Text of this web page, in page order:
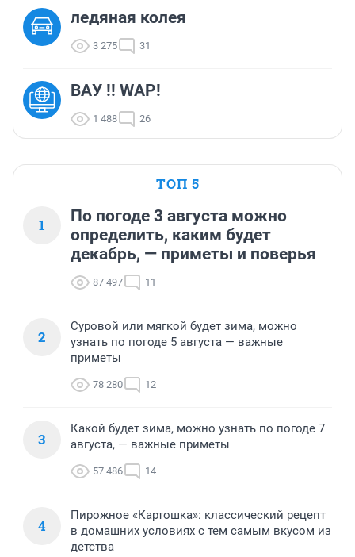
ледяная колея
3 275 31
ВАУ !! WAP!
1 488 26
ТОП 5
1
По погоде 3 августа можно
определить, каким будет
декабрь, — приметы и поверья
87 497 11
2
Суровой или мягкой будет зима, можно
узнать по погоде 5 августа — важные
приметы
78 280 12
3
Какой будет зима, можно узнать по погоде 7
августа, — важные приметы
57 486 14
4
Пирожное «Картошка»: классический рецепт
в домашних условиях с тем самым вкусом из
детства